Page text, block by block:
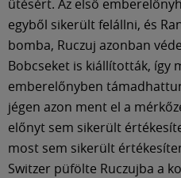
ütésért. Az első
egyből sikerült felállni, és
bomba, Ruczuj azonban
Bobcseket is kiállították, így
emberelőnyben
jégen azon ment el a
előnyt sem sikerült
most sem sikerült
Switzer püfölte Ruczujba a